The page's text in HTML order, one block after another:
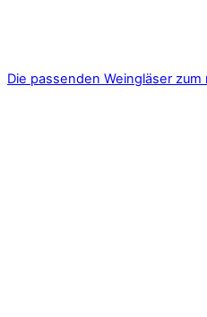
Die passenden Weingläser